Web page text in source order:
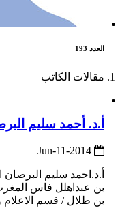
العدد 193
مقالات الكاتب
أ.د. أحمد سليم
بن طلال / قسم الاعلام والدراسات الاستراتيجية 2002